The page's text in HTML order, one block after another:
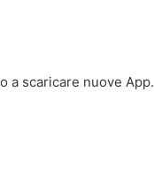
a scaricare nuove App.